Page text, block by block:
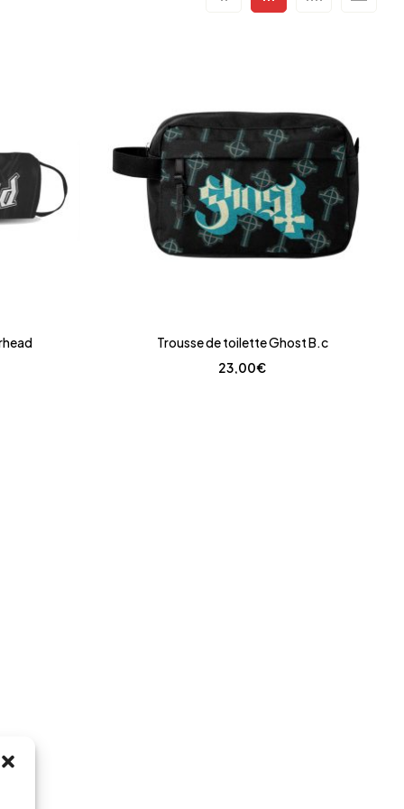
Trousse de toilette Ghost B.c
23,00€